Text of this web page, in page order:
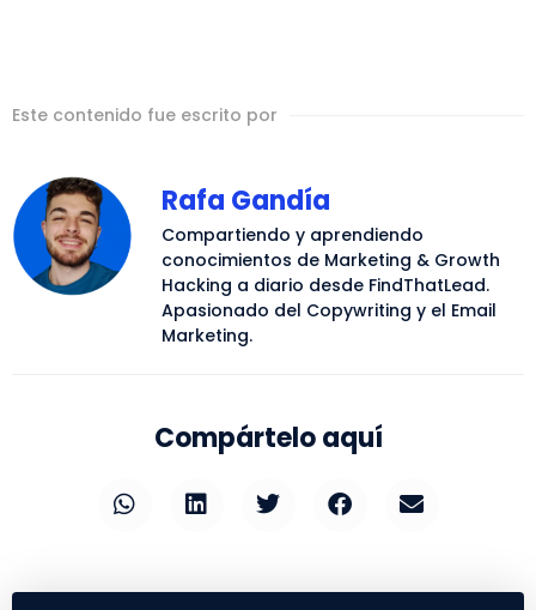
Este contenido fue escrito por
Rafa Gandía
Compartiendo y aprendiendo
conocimientos de Marketing & Growth
Hacking a diario desde FindThatLead.
Apasionado del Copywriting y el Email
Marketing.
Compártelo aquí